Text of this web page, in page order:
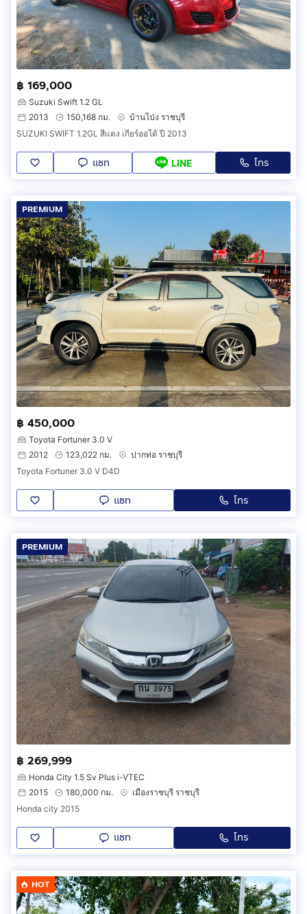
฿ 169,000
Suzuki Swift 1.2 GL
2013
150,168 กม.
บ้านโป่ง ราชบุรี
SUZUKI SWIFT 1.2GL สีแดง เกียร์ออโต้ ปี 2013
แชท LINE โทร
PREMIUM
฿ 450,000
Toyota Fortuner 3.0 V
2012
123,022 กม.
ปากท่อ ราชบุรี
Toyota Fortuner 3.0 V D4D
แชท โทร
PREMIUM
฿ 269,999
Honda City 1.5 Sv Plus i-VTEC
2015
180,000 กม.
เมืองราชบุรี ราชบุรี
Honda city 2015
แชท โทร
HOT